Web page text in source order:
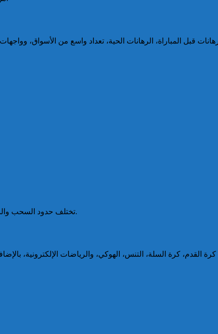
تختلف حدود السحب والرسوم ووقت المعالجة حسب الطريقة والمنطقة، لذلك ينبغي مراجعة شروط كل وسيلة قبل الاستخدام.